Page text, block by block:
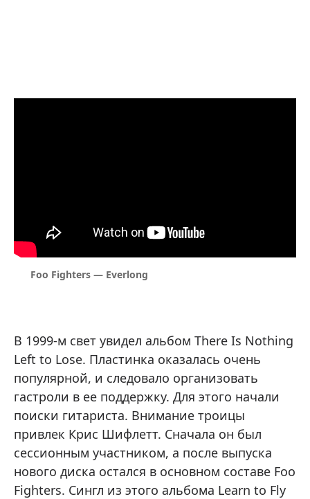
Foo Fighters — Everlong
В 1999-м свет увидел альбом There Is Nothing
Left to Lose. Пластинка оказалась очень
популярной, и следовало организовать
гастроли в ее поддержку. Для этого начали
поиски гитариста. Внимание троицы
привлек Крис Шифлетт. Сначала он был
сессионным участником, а после выпуска
нового диска остался в основном составе Foo
Fighters. Сингл из этого альбома Learn to Fly